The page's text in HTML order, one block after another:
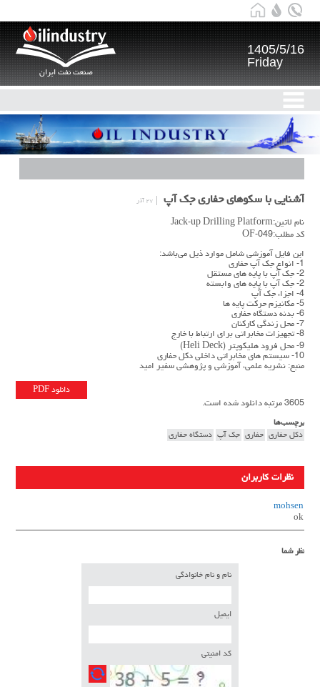
صنعت نفت ایران
1405/5/16
Friday
آشنایی با سکوهای حفاری جک آپ ۲۷ آذر
نام لاتین:Jack-up Drilling Platform
کد مطلب:OF-049
این فایل آموزشی شامل موارد ذیل می‌باشد:
1- انواع جک آپ حفاری
2- جک آپ با پايه هاي مستقل
2- جک آپ با پايه هاي وابسته
4- اجزاء جک آپ
5- مکانیزم حرکت پايه ها
6- بدنه دستگاه حفاری
7- محل زندگي كاركنان
8- تجهيزات مخابراتي براي ارتباط با خارج
9- محل فرود هليكوپتر (Heli Deck)
10- سيستم هاي مخابراتي داخلی دكل حفاري
منبع: نشریه علمی، آموزشی و پژوهشی سفیر امید
دانلود PDF
3605 مرتبه دانلود شده است.
برچسب‌ها
دكل حفاري حفاری جک آپ دستگاه حفاری
نظرات کاربران
mohsen
ok
نظر شما
نام و نام خانوادگی
ایمیل
کد امنیتی